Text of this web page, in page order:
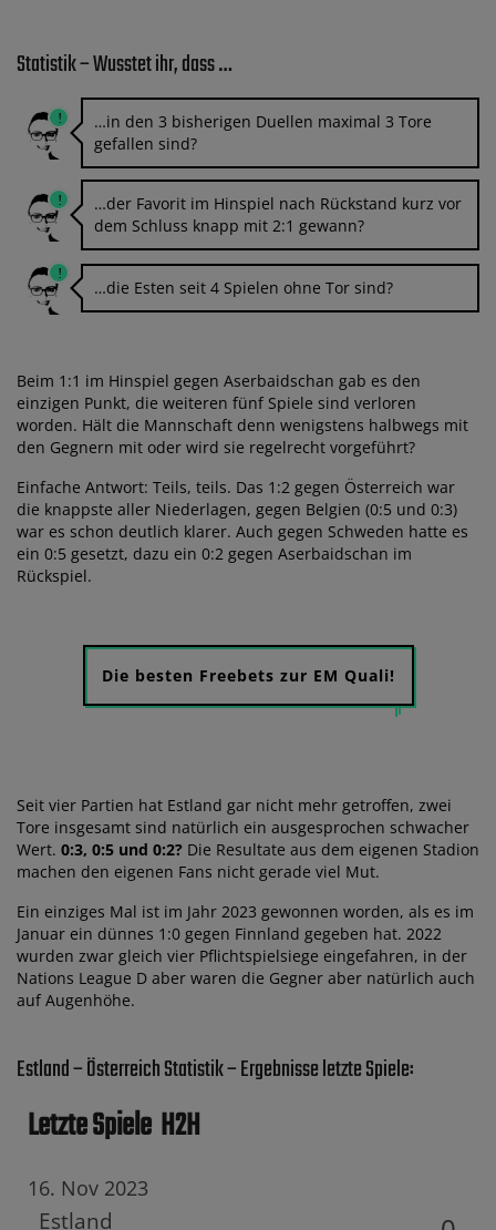
Statistik – Wusstet ihr, dass …
…in den 3 bisherigen Duellen maximal 3 Tore
gefallen sind?
…der Favorit im Hinspiel nach Rückstand kurz vor
dem Schluss knapp mit 2:1 gewann?
…die Esten seit 4 Spielen ohne Tor sind?
Beim 1:1 im Hinspiel gegen Aserbaidschan gab es den
einzigen Punkt, die weiteren fünf Spiele sind verloren
worden. Hält die Mannschaft denn wenigstens halbwegs mit
den Gegnern mit oder wird sie regelrecht vorgeführt?
Einfache Antwort: Teils, teils. Das 1:2 gegen Österreich war
die knappste aller Niederlagen, gegen Belgien (0:5 und 0:3)
war es schon deutlich klarer. Auch gegen Schweden hatte es
ein 0:5 gesetzt, dazu ein 0:2 gegen Aserbaidschan im
Rückspiel.
Die besten Freebets zur EM Quali!
Seit vier Partien hat Estland gar nicht mehr getroffen, zwei
Tore insgesamt sind natürlich ein ausgesprochen schwacher
Wert. 0:3, 0:5 und 0:2? Die Resultate aus dem eigenen Stadion
machen den eigenen Fans nicht gerade viel Mut.
Ein einziges Mal ist im Jahr 2023 gewonnen worden, als es im
Januar ein dünnes 1:0 gegen Finnland gegeben hat. 2022
wurden zwar gleich vier Pflichtspielsiege eingefahren, in der
Nations League D aber waren die Gegner aber natürlich auch
auf Augenhöhe.
Estland – Österreich Statistik – Ergebnisse letzte Spiele:
Letzte Spiele H2H
16. Nov 2023
Estland